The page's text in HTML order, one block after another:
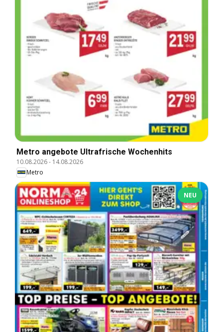
Metro angebote Ultrafrische Wochenhits
10.08.2026- 14.08.2026
Metro
NEU